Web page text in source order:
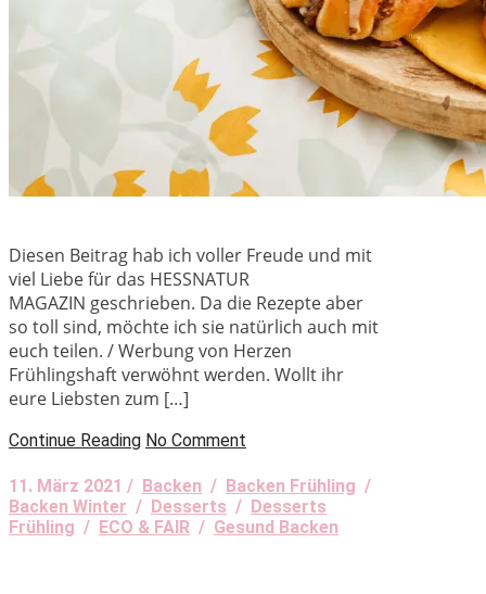
Diesen Beitrag hab ich voller Freude und mit
viel Liebe für das HESSNATUR
MAGAZIN geschrieben. Da die Rezepte aber
so toll sind, möchte ich sie natürlich auch mit
euch teilen. / Werbung von Herzen
Frühlingshaft verwöhnt werden. Wollt ihr
eure Liebsten zum […]
Continue Reading No Comment
11. März 2021 / Backen / Backen Frühling /
Backen Winter / Desserts / Desserts
Frühling / ECO & FAIR / Gesund Backen